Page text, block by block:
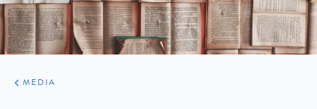
ARTIKELEN
VARIA
MEDIA